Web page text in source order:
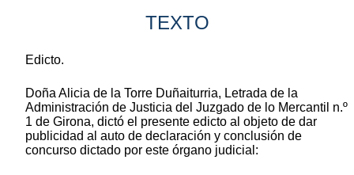
TEXTO
Edicto.
Doña Alicia de la Torre Duñaiturria, Letrada de la
Administración de Justicia del Juzgado de lo Mercantil n.º
1 de Girona, dictó el presente edicto al objeto de dar
publicidad al auto de declaración y conclusión de
concurso dictado por este órgano judicial: